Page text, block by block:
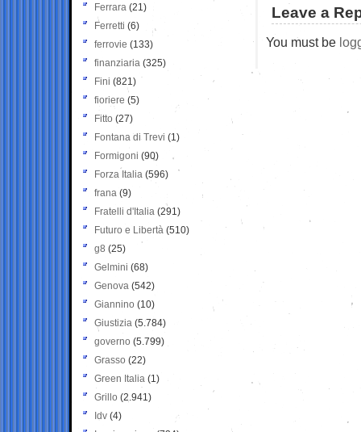
Leave a
You must be
Ferrara (21)
Ferretti (6)
ferrovie (133)
finanziaria (325)
Fini (821)
fioriere (5)
Fitto (27)
Fontana di Trevi (1)
Formigoni (90)
Forza Italia (596)
frana (9)
Fratelli d'Italia (291)
Futuro e Libertà (510)
g8 (25)
Gelmini (68)
Genova (542)
Giannino (10)
Giustizia (5.784)
governo (5.799)
Grasso (22)
Green Italia (1)
Grillo (2.941)
Idv (4)